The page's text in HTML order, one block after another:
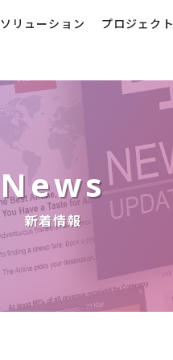
ソリューション プロジェクト
News
新着情報